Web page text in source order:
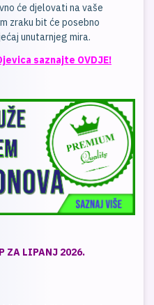
će djelovati na vaše
zraku bit će posebno
unutarnjeg mira.
saznajte OVDJE!
ZA LIPANJ 2026.